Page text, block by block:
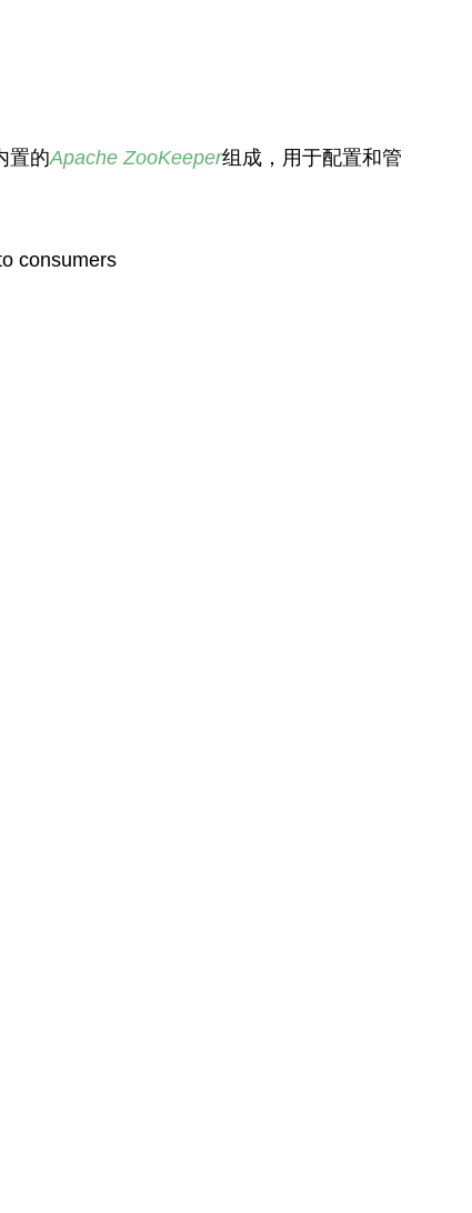
置的Apache ZooKeeper组成，用于配置和管
consumers